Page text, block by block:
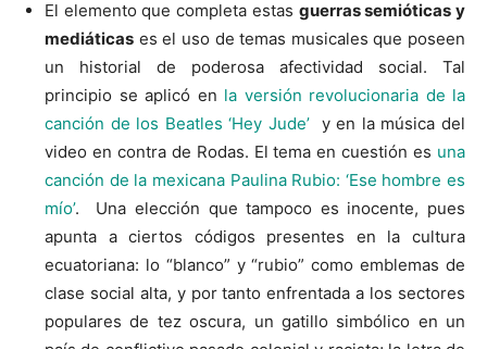
El elemento que completa estas guerras semióticas y
mediáticas es el uso de temas musicales que poseen
un historial de poderosa afectividad social. Tal
principio se aplicó en la versión revolucionaria de la
canción de los Beatles ‘Hey Jude’y en la música del
video en contra de Rodas. El tema en cuestión es una
canción de la mexicana Paulina Rubio: ‘Ese hombre es
mío’. Una elección que tampoco es inocente, pues
apunta a ciertos códigos presentes en la cultura
ecuatoriana: lo “blanco” y “rubio” como emblemas de
clase social alta, y por tanto enfrentada a los sectores
populares de tez oscura, un gatillo simbólico en un